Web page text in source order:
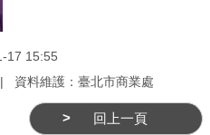
17 15:55
資料維護：臺北市商業處
回上一頁